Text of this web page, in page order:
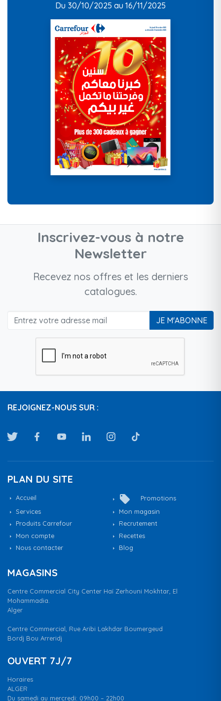
Du 30/10/2025 au 16/11/2025
Inscrivez-vous à notre
Newsletter
Recevez nos offres et les derniers
catalogues.
JE M'ABONNE
REJOIGNEZ-NOUS SUR :
PLAN DU SITE
Accueil local_offer
Promotions
Services
Mon magasin
Produits Carrefour
Recrutement
Mon compte
Recettes
Nous contacter
Blog
MAGASINS
Centre Commercial City Center Haï Zerhouni Mokhtar, El
Mohammadia.
Alger
Centre Commercial, Rue Aribi Lakhdar Boumergeud
Bordj Bou Arreridj
OUVERT 7J/7
Horaires
ALGER
Du samedi au mercredi: 09h00 – 22h00